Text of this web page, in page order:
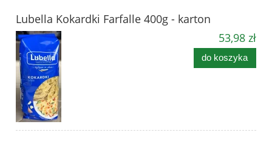
Lubella Kokardki Farfalle 400g - karton
53,98 zł
do koszyka